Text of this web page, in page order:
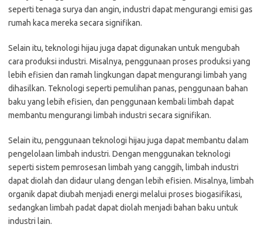
seperti tenaga surya dan angin, industri dapat mengurangi emisi gas
rumah kaca mereka secara signifikan.
Selain itu, teknologi hijau juga dapat digunakan untuk mengubah
cara produksi industri. Misalnya, penggunaan proses produksi yang
lebih efisien dan ramah lingkungan dapat mengurangi limbah yang
dihasilkan. Teknologi seperti pemulihan panas, penggunaan bahan
baku yang lebih efisien, dan penggunaan kembali limbah dapat
membantu mengurangi limbah industri secara signifikan.
Selain itu, penggunaan teknologi hijau juga dapat membantu dalam
pengelolaan limbah industri. Dengan menggunakan teknologi
seperti sistem pemrosesan limbah yang canggih, limbah industri
dapat diolah dan didaur ulang dengan lebih efisien. Misalnya, limbah
organik dapat diubah menjadi energi melalui proses biogasifikasi,
sedangkan limbah padat dapat diolah menjadi bahan baku untuk
industri lain.